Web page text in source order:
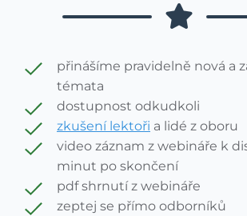
přinášíme pravidelně nová a
témata
dostupnost odkudkoli
zkušení lektoři a lidé z oboru
video záznam z webináře k
minut po skončení
pdf shrnutí z webináře
zeptej se přímo odborníků